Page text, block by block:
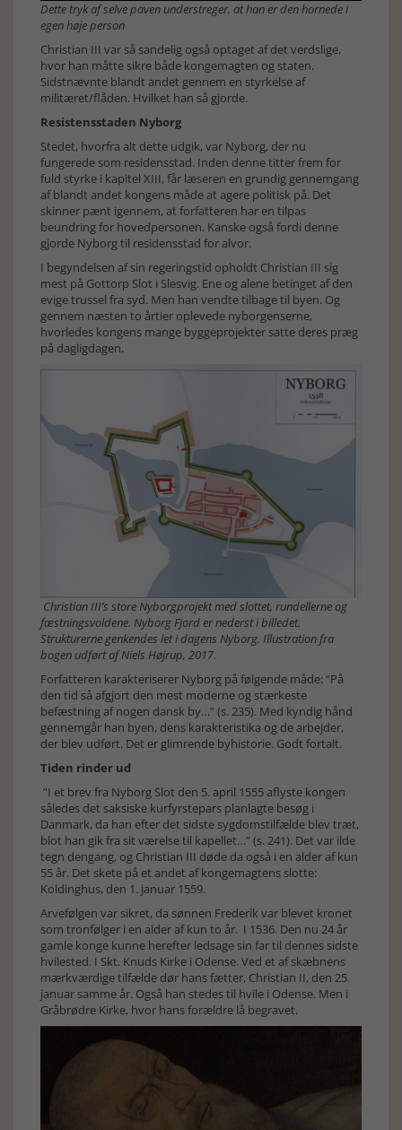
Dette tryk af selve paven understreger, at han er den hornede i
egen høje person
Christian III var så sandelig også optaget af det verdslige,
hvor han måtte sikre både kongemagten og staten.
Sidstnævnte blandt andet gennem en styrkelse af
militæret/flåden. Hvilket han så gjorde.
Resistensstaden Nyborg
Stedet, hvorfra alt dette udgik, var Nyborg, der nu
fungerede som residensstad. Inden denne titter frem for
fuld styrke i kapitel XIII, får læseren en grundig gennemgang
af blandt andet kongens måde at agere politisk på. Det
skinner pænt igennem, at forfatteren har en tilpas
beundring for hovedpersonen. Kanske også fordi denne
gjorde Nyborg til residensstad for alvor.
I begyndelsen af sin regeringstid opholdt Christian III sig
mest på Gottorp Slot i Slesvig. Ene og alene betinget af den
evige trussel fra syd. Men han vendte tilbage til byen. Og
gennem næsten to årtier oplevede nyborgenserne,
hvorledes kongens mange byggeprojekter satte deres præg
på dagligdagen.
Christian III’s store Nyborgprojekt med slottet, rundellerne og
fæstningsvoldene. Nyborg Fjord er nederst i billedet.
Strukturerne genkendes let i dagens Nyborg. Illustration fra
bogen udført af Niels Højrup, 2017.
Forfatteren karakteriserer Nyborg på følgende måde: ”På
den tid så afgjort den mest moderne og stærkeste
befæstning af nogen dansk by…” (s. 235). Med kyndig hånd
gennemgår han byen, dens karakteristika og de arbejder,
der blev udført. Det er glimrende byhistorie. Godt fortalt.
Tiden rinder ud
”I et brev fra Nyborg Slot den 5. april 1555 aflyste kongen
således det saksiske kurfyrstepars planlagte besøg i
Danmark, da han efter det sidste sygdomstilfælde blev træt,
blot han gik fra sit værelse til kapellet…” (s. 241). Det var ilde
tegn dengang, og Christian III døde da også i en alder af kun
55 år. Det skete på et andet af kongemagtens slotte:
Koldinghus, den 1. januar 1559.
Arvefølgen var sikret, da sønnen Frederik var blevet kronet
som tronfølger i en alder af kun to år. I 1536. Den nu 24 år
gamle konge kunne herefter ledsage sin far til dennes sidste
hvilested. I Skt. Knuds Kirke i Odense. Ved et af skæbnens
mærkværdige tilfælde dør hans fætter, Christian II, den 25.
januar samme år. Også han stedes til hvile i Odense. Men i
Gråbrødre Kirke, hvor hans forældre lå begravet.